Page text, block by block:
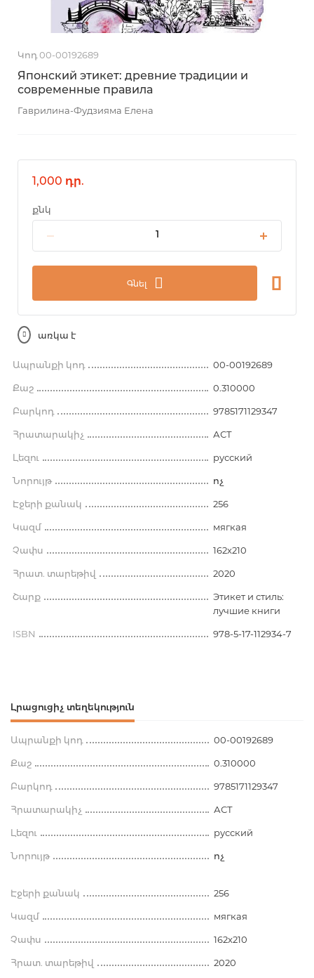
Կոդ 00-00192689
Японский этикет: древние традиции и
современные правила
Гаврилина-Фудзияма Елена
1,000 դր.
քնկ
Գնել
առկա է
Ապրանքի կոդ 00-00192689
Քաշ 0.310000
Բարկոդ 9785171129347
Հրատարակիչ АСТ
Լեզու русский
Նորույթ ոչ
Էջերի քանակ 256
Կազմ мягкая
Չափս 162x210
Հրատ. տարեթիվ 2020
Շարք
Этикет и стиль:
лучшие книги
ISBN 978-5-17-112934-7
Լրացուցիչ տեղեկություն
Ապրանքի կոդ 00-00192689
Քաշ 0.310000
Բարկոդ 9785171129347
Հրատարակիչ АСТ
Լեզու русский
Նորույթ ոչ
Էջերի քանակ 256
Կազմ мягкая
Չափս 162x210
Հրատ. տարեթիվ 2020